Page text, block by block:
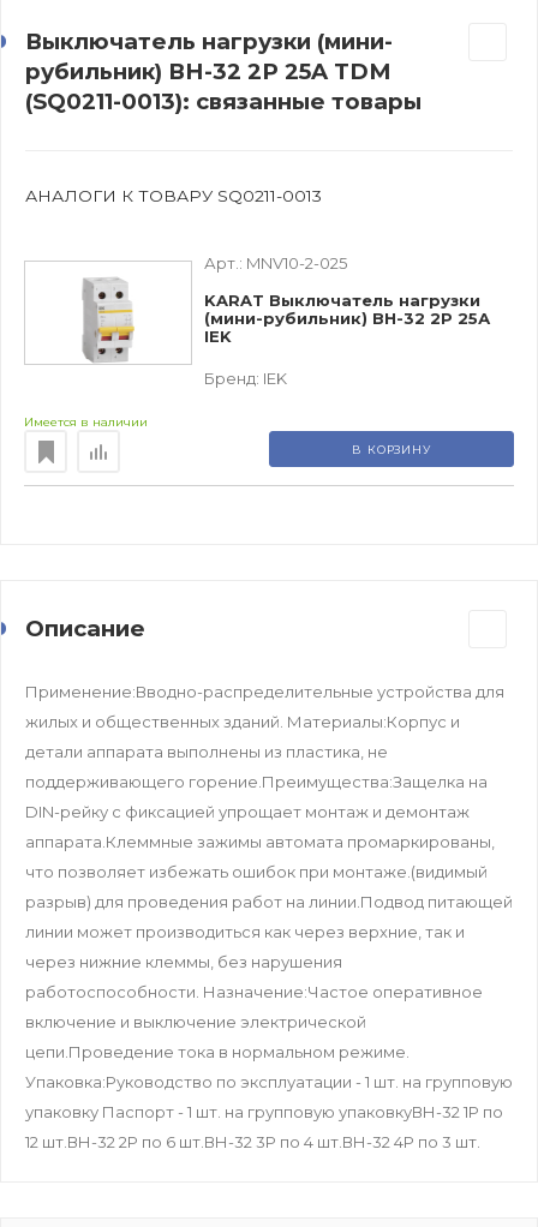
Выключатель нагрузки (мини-
рубильник) ВН-32 2P 25A TDM
(SQ0211-0013): связанные товары
АНАЛОГИ К ТОВАРУ SQ0211-0013
Арт.: MNV10-2-025
KARAT Выключатель нагрузки
(мини-рубильник) ВН-32 2P 25А
IEK
Бренд: IEK
Имеется в наличии
В КОРЗИНУ
Описание
Применение:Вводно-распределительные устройства для
жилых и общественных зданий. Материалы:Корпус и
детали аппарата выполнены из пластика, не
поддерживающего горение.Преимущества:Защелка на
DIN-рейку с фиксацией упрощает монтаж и демонтаж
аппарата.Клеммные зажимы автомата промаркированы,
что позволяет избежать ошибок при монтаже.(видимый
разрыв) для проведения работ на линии.Подвод питающей
линии может производиться как через верхние, так и
через нижние клеммы, без нарушения
работоспособности. Назначение:Частое оперативное
включение и выключение электрической
цепи.Проведение тока в нормальном режиме.
Упаковка:Руководство по эксплуатации - 1 шт. на групповую
упаковку Паспорт - 1 шт. на групповую упаковкуВН-32 1P по
12 шт.ВН-32 2P по 6 шт.ВН-32 3P по 4 шт.ВН-32 4P по 3 шт.